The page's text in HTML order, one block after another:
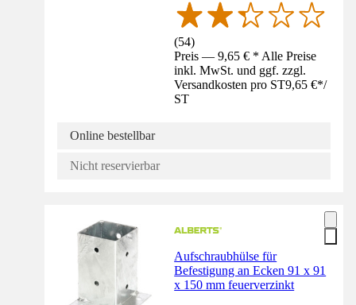
(54)
Preis — 9,65 € * Alle Preise
inkl. MwSt. und ggf. zzgl.
Versandkosten pro ST9,65 €*/
ST
Online bestellbar
Nicht reservierbar
Aufschraubhülse für
Befestigung an Ecken 91 x 91
x 150 mm feuerverzinkt